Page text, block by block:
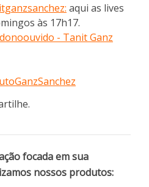
aqui as lives
às 17h17.
- Tanit Ganz
focada em sua
nossos produtos: